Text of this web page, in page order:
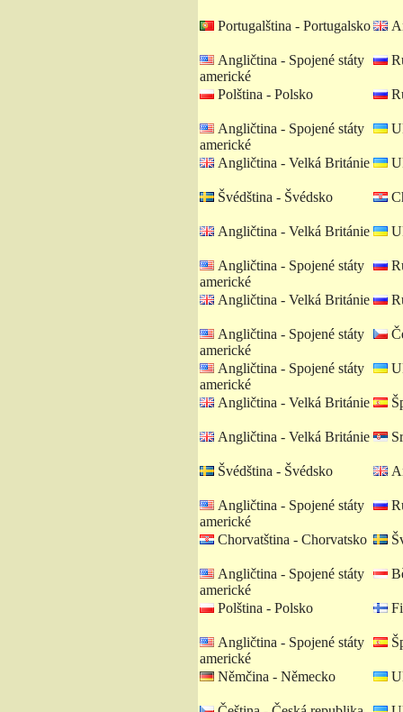
Portugalština - Portugalsko
Angličtina - Spojené státy
americké
Polština - Polsko
Angličtina - Spojené státy
americké
Angličtina - Velká Británie
Švédština - Švédsko
Angličtina - Velká Británie
Angličtina - Spojené státy
americké
Angličtina - Velká Británie
Angličtina - Spojené státy
americké
Angličtina - Spojené státy
americké
Angličtina - Velká Británie
Angličtina - Velká Británie
Švédština - Švédsko
Angličtina - Spojené státy
americké
Chorvatština - Chorvatsko
Angličtina - Spojené státy
americké
Polština - Polsko
Angličtina - Spojené státy
americké
Němčina - Německo